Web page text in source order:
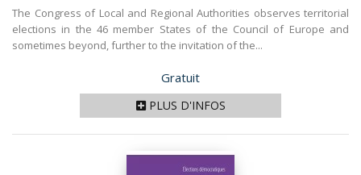
The Congress of Local and Regional Authorities observes territorial
elections in the 46 member States of the Council of Europe and
sometimes beyond, further to the invitation of the...
Prix
Gratuit
PLUS D'INFOS